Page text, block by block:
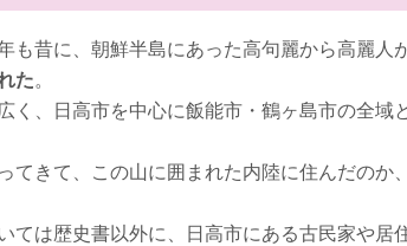
も昔に、朝鮮半島にあった高句麗から高麗人
た。
く、日高市を中心に飯能市・鶴ヶ島市の全域
てきて、この山に囲まれた内陸に住んだのか
ては歴史書以外に、日高市にある古民家や